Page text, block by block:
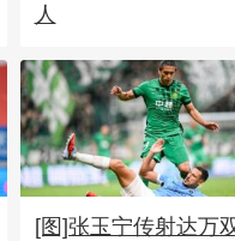
人
[图]张玉宁传射达万